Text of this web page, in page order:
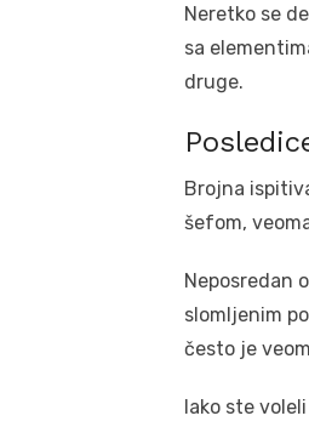
Neretko se
sa
druge.
Brojna
šefom,
Neposredan
slomljenim
često je
Iako ste